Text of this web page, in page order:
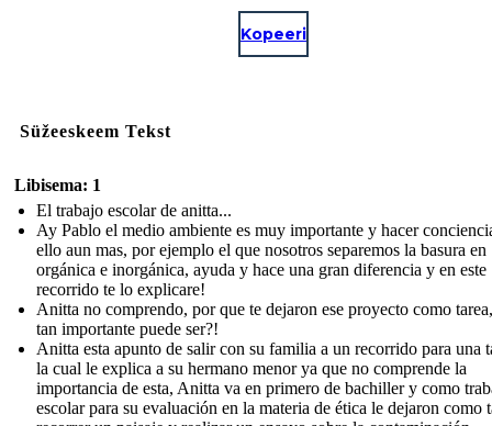
Kopeeri
Süžeeskeem Tekst
Libisema: 1
El trabajo escolar de anitta...
Ay Pablo el medio ambiente es muy importante y hacer
ello aun mas, por ejemplo el que nosotros separemos la basura en
orgánica e inorgánica, ayuda y hace una gran diferencia y en este
recorrido te lo explicare!
Anitta no comprendo, por que te dejaron ese proyecto como
tan importante puede ser?!
Anitta esta apunto de salir con su familia a un recorrido para una
la cual le explica a su hermano menor ya que no comprende la
importancia de esta, Anitta va en primero de bachiller y como
escolar para su evaluación en la materia de ética le dejaron como